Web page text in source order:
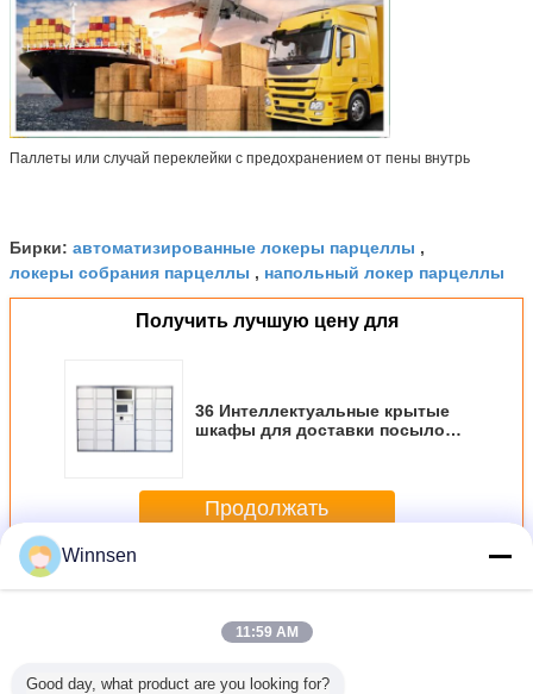
Паллеты или случай переклейки с предохранением от пены внутрь
Бирки: автоматизированные локеры парцеллы ,
локеры собрания парцеллы , напольный локер парцеллы
Получить лучшую цену для
36 Интеллектуальные крытые
шкафы для доставки посылок,
Продолжать
Больше
Winnsen
11:59 AM
Good day, what product are you looking for?